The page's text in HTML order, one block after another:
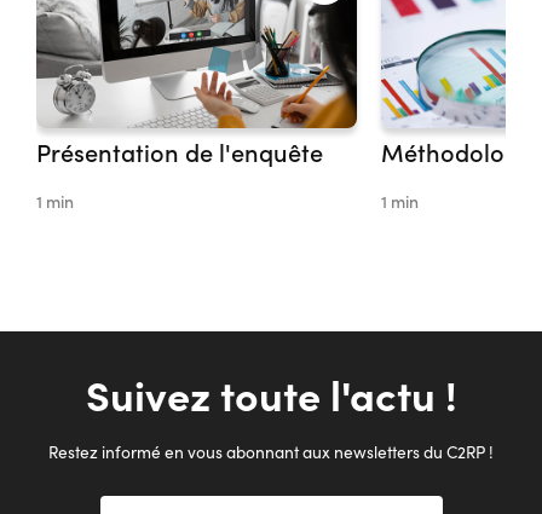
Présentation de l'enquête
1 min
Méthodologie
1 min
Suivez toute l'actu !
Restez informé en vous abonnant aux newsletters du C2RP !